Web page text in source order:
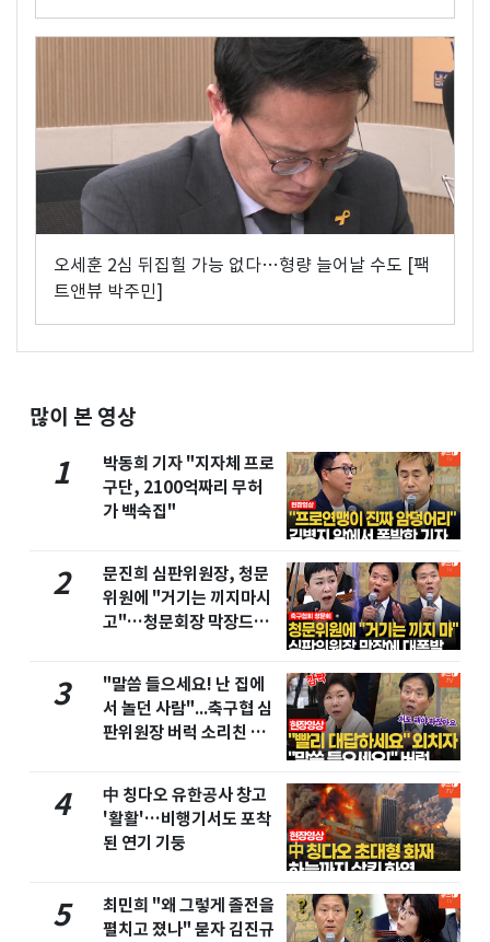
오세훈 2심 뒤집힐 가능 없다…형량 늘어날 수도 [팩
트앤뷰 박주민]
많이 본 영상
1
박동희 기자 "지자체 프로
구단, 2100억짜리 무허
가 백숙집"
2
문진희 심판위원장, 청문
위원에 "거기는 끼지마시
고"…청문회장 막장드라
3
"말씀 들으세요! 난 집에
서 놀던 사람"...축구협 심
판위원장 버럭 소리친 이
4
中 칭다오 유한공사 창고
'활활'…비행기서도 포착
된 연기 기둥
5
최민희 "왜 그렇게 졸전을
펼치고 졌나" 묻자 김진규